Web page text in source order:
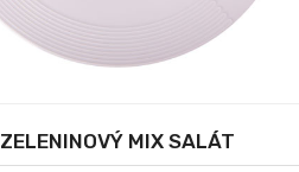
ZELENINOVÝ MIX SALÁT